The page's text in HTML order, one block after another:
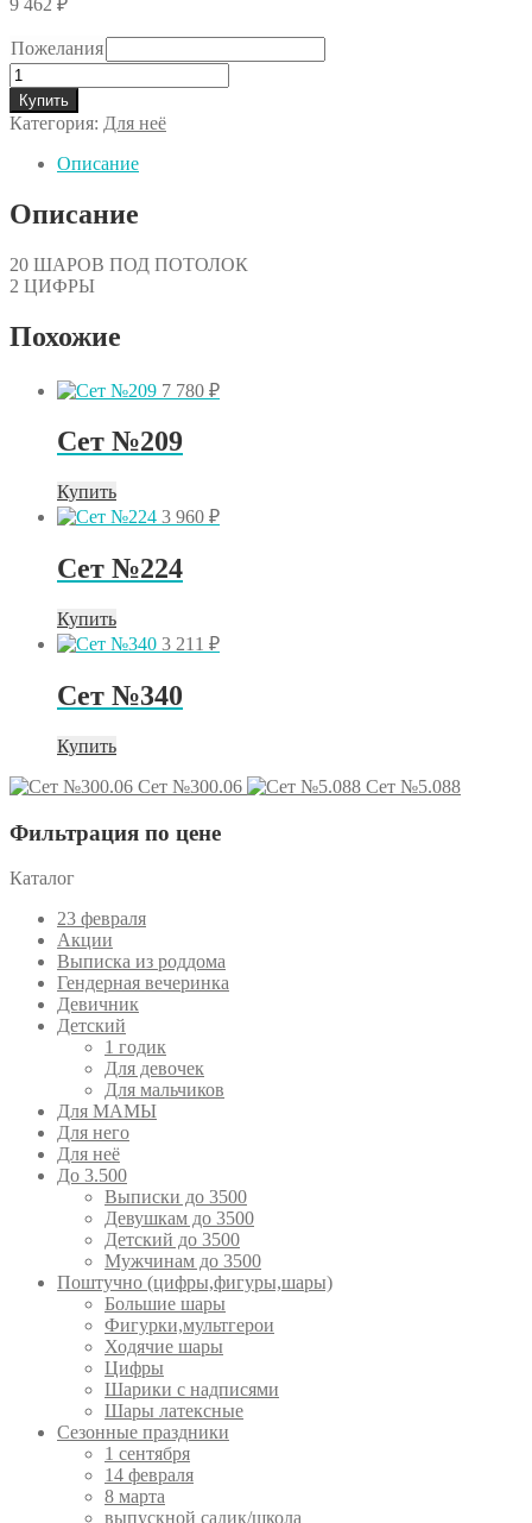
9 462 ₽
Пожелания
Количество
товара
Сет
№5.058
Купить
Категория: Для неё
Описание
Описание
20 ШАРОВ ПОД ПОТОЛОК
2 ЦИФРЫ
Похожие
7 780 ₽
Сет №209
Купить
3 960 ₽
Сет №224
Купить
3 211 ₽
Сет №340
Купить
Сет №300.06
Сет №5.088
Фильтрация по цене
Каталог
23 февраля
Акции
Выписка из роддома
Гендерная вечеринка
Девичник
Детский
1 годик
Для девочек
Для мальчиков
Для МАМЫ
Для него
Для неё
До 3.500
Выписки до 3500
Девушкам до 3500
Детский до 3500
Мужчинам до 3500
Поштучно (цифры,фигуры,шары)
Большие шары
Фигурки,мультгерои
Ходячие шары
Цифры
Шарики с надписями
Шары латексные
Сезонные праздники
1 сентября
14 февраля
8 марта
выпускной садик/школа